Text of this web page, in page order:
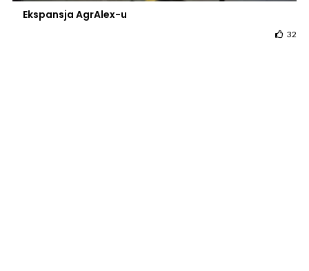
Ekspansja AgrAlex-u
32